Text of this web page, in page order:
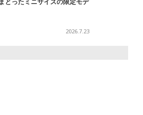
2026.7.23